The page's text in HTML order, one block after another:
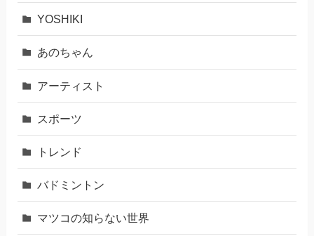
YOSHIKI
あのちゃん
アーティスト
スポーツ
トレンド
バドミントン
マツコの知らない世界